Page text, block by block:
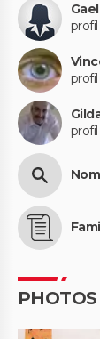
PHOTOS